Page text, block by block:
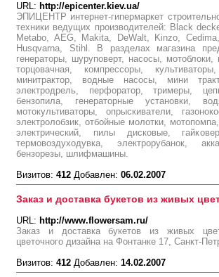
URL: http://epicenter.kiev.ua/
ЭПИЦЕНТР интернет-гипермаркет
техники ведущих производителей: Black
Metabo, AEG, Makita, DeWalt, Kinzo,
Husqvarna, Stihl. В разделах магазина
генераторы, шуруповерт, насосы,
торцовачная, компрессоры,
минитрактор, водные насосы, мини
электродрель, перфоратор, тримеры,
бензопила, генераторные установки,
мотокультиваторы, опрыскиватели,
электролобзик, отбойные молотки,
электрический, пилы дисковые,
термовоздуходувка, электрорубанок,
бензорезы, шлифмашины.
Визитов: 412 Добавлен: 06.02.2007
Заказ и доставка букетов из живых
URL: http://www.flowersam.ru/
Заказ и доставка букетов из живых
цветочного дизайна на Фонтанке 17, Санкт-
Визитов: 412 Добавлен: 14.02.2007